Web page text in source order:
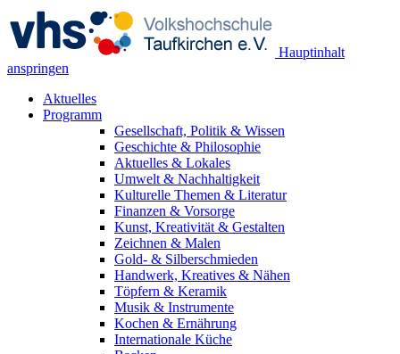
Hauptinhalt
anspringen
Aktuelles
Programm
Gesellschaft, Politik & Wissen
Geschichte & Philosophie
Aktuelles & Lokales
Umwelt & Nachhaltigkeit
Kulturelle Themen & Literatur
Finanzen & Vorsorge
Kunst, Kreativität & Gestalten
Zeichnen & Malen
Gold- & Silberschmieden
Handwerk, Kreatives & Nähen
Töpfern & Keramik
Musik & Instrumente
Kochen & Ernährung
Internationale Küche